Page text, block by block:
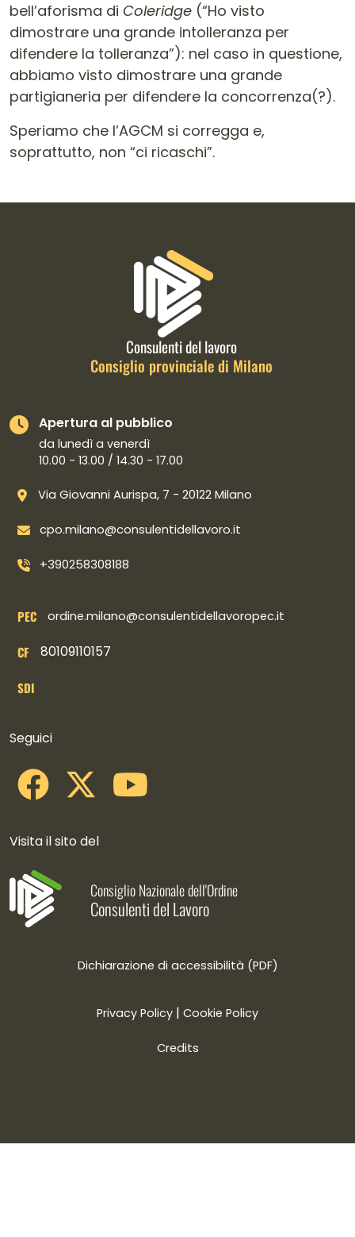
bell’aforisma di Coleridge (“Ho visto
dimostrare una grande intolleranza per
difendere la tolleranza”): nel caso in questione,
abbiamo visto dimostrare una grande
partigianeria per difendere la concorrenza(?).
Speriamo che l’AGCM si corregga e,
soprattutto, non “ci ricaschi”.
Informazioni di contatto e link
Consulenti del lavoro
Consiglio provinciale di Milano
Apertura al pubblico
da lunedì a venerdì
10.00 - 13.00 / 14.30 - 17.00
Via Giovanni Aurispa, 7 - 20122 Milano
cpo.milano@consulentidellavoro.it
+390258308188
PEC ordine.milano@consulentidellavoropec.it
CF 80109110157
SDI
Seguici
Visita il sito del
Consiglio Nazionale dell'Ordine
Consulenti del Lavoro
Dichiarazione di accessibilità (PDF)
Privacy Policy | Cookie Policy
Credits